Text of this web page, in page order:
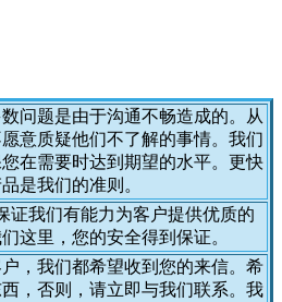
问题是由于沟通不畅造成的。从
意质疑他们不了解的事情。我们
在需要时达到期望的水平。更快
是我们的准则。
证我们有能力为客户提供优质的
这里，您的安全得到保证。
，我们都希望收到您的来信。希
，否则，请立即与我们联系。我